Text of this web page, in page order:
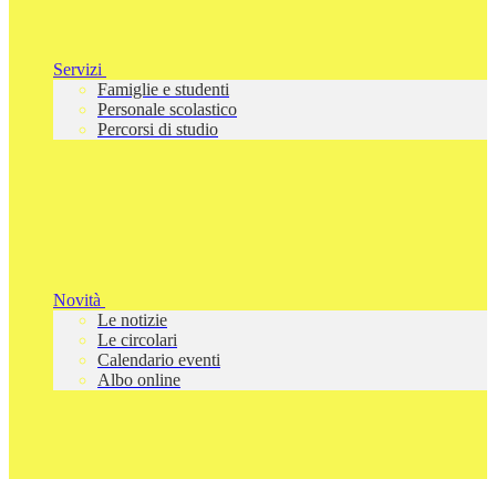
Servizi
Famiglie e studenti
Personale scolastico
Percorsi di studio
Novità
Le notizie
Le circolari
Calendario eventi
Albo online